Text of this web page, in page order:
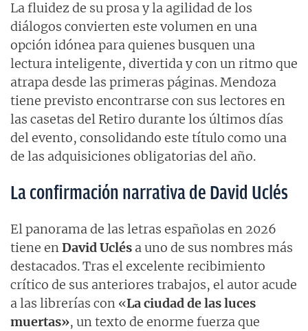
La fluidez de su prosa y la agilidad de los
diálogos convierten este volumen en una
opción idónea para quienes busquen una
lectura inteligente, divertida y con un ritmo que
atrapa desde las primeras páginas. Mendoza
tiene previsto encontrarse con sus lectores en
las casetas del Retiro durante los últimos días
del evento, consolidando este título como una
de las adquisiciones obligatorias del año.
La confirmación narrativa de David Uclés
El panorama de las letras españolas en 2026
tiene enDavid Uclés a uno de sus nombres más
destacados. Tras el excelente recibimiento
crítico de sus anteriores trabajos, el autor acude
a las librerías con «La ciudad de las luces
muertas», un texto de enorme fuerza que